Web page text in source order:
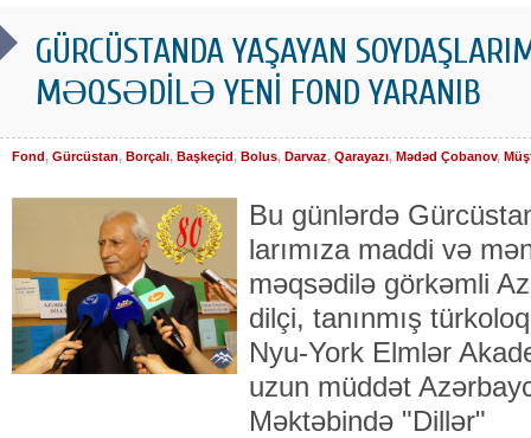
GÜRCÜSTANDA YAŞAYAN
MƏQSƏDİLƏ YENİ FOND YARANIB
Fond, Gürcüstan, Borçalı, Başkeçid, Bolus, Darvaz, Qarayazı, Mədəd Çobanov,
Bu günlərdə
larımıza maddi və
məqsədilə görkəmli
dilçi, tanınmış
Nyu-York Elmlər
uzun müddət
Məktə­bin­də "Dil­lər"